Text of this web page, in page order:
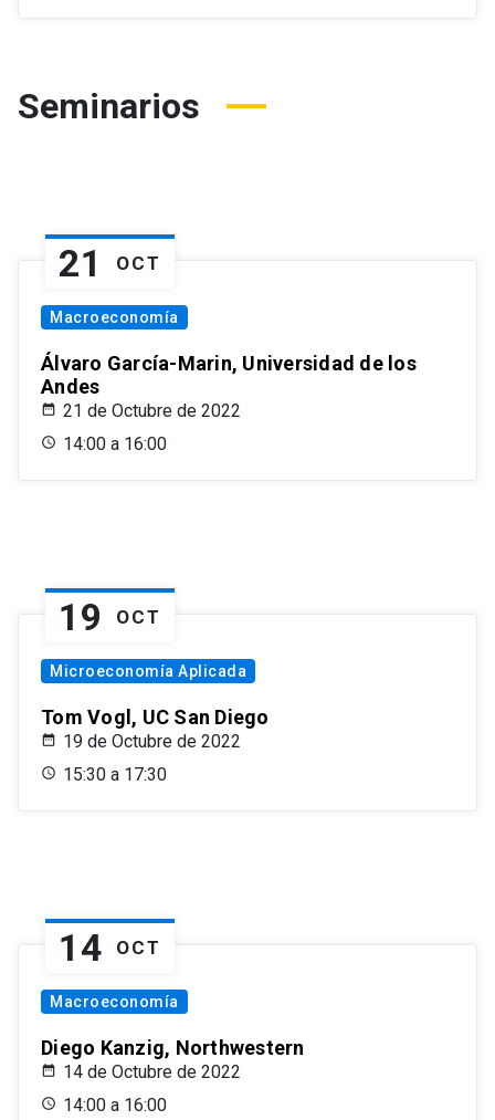
Seminarios
21 OCT
Macroeconomía
Álvaro García-Marin, Universidad de los
Andes
21 de Octubre de 2022
14:00 a 16:00
19 OCT
Microeconomía Aplicada
Tom Vogl, UC San Diego
19 de Octubre de 2022
15:30 a 17:30
14 OCT
Macroeconomía
Diego Kanzig, Northwestern
14 de Octubre de 2022
14:00 a 16:00